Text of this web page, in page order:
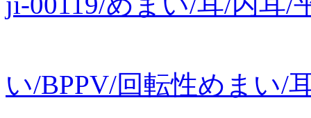
い/BPPV/回転性めまい/